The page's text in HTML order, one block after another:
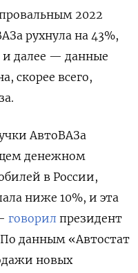
2022
рухнула на 43%,
и далее — данные
скорее всего,
АвтоВАЗа
денежном
в России,
ниже 10%, и эта
говорил президент
данным «Автостат
новых